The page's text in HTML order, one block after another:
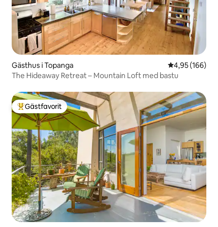
Gästhus i Topanga 4,95 av 5 i
4,95 (166)
The Hideaway Retreat – Mountain Loft med bastu
Populär gästfavorit
Gästfavorit